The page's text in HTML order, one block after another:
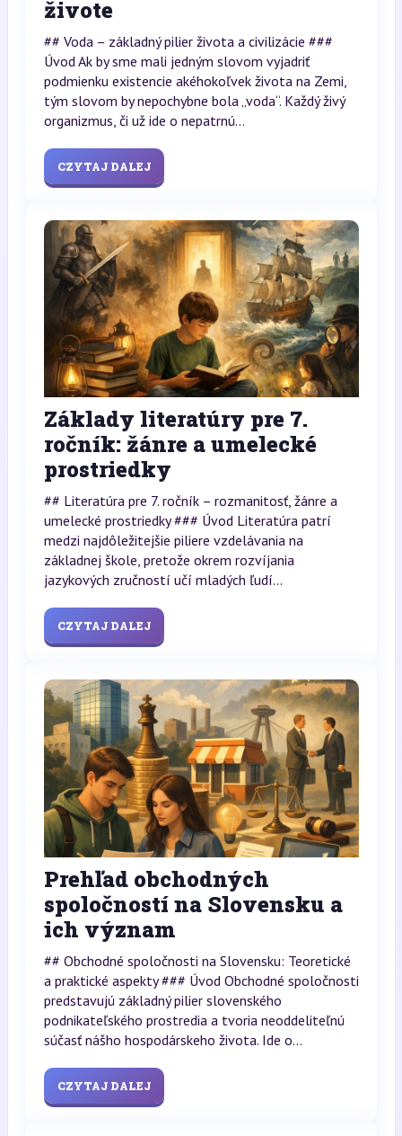
živote
## Voda – základný pilier života a civilizácie ###
Úvod Ak by sme mali jedným slovom vyjadriť
podmienku existencie akéhokoľvek života na Zemi,
tým slovom by nepochybne bola „voda“. Každý živý
organizmus, či už ide o nepatrnú...
CZYTAJ DALEJ
Základy literatúry pre 7.
ročník: žánre a umelecké
prostriedky
## Literatúra pre 7. ročník – rozmanitosť, žánre a
umelecké prostriedky ### Úvod Literatúra patrí
medzi najdôležitejšie piliere vzdelávania na
základnej škole, pretože okrem rozvíjania
jazykových zručností učí mladých ľudí...
CZYTAJ DALEJ
Prehľad obchodných
spoločností na Slovensku a
ich význam
## Obchodné spoločnosti na Slovensku: Teoretické
a praktické aspekty ### Úvod Obchodné spoločnosti
predstavujú základný pilier slovenského
podnikateľského prostredia a tvoria neoddeliteľnú
súčasť nášho hospodárskeho života. Ide o...
CZYTAJ DALEJ